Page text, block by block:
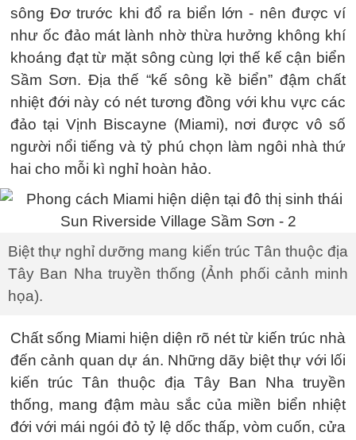
sông Đơ trước khi đổ ra biển lớn - nên được ví
như ốc đảo mát lành nhờ thừa hưởng không khí
khoáng đạt từ mặt sông cùng lợi thế kế cận biển
Sầm Sơn. Địa thế “kế sông kề biển” đậm chất
nhiệt đới này có nét tương đồng với khu vực các
đảo tại Vịnh Biscayne (Miami), nơi được vô số
người nổi tiếng và tỷ phú chọn làm ngôi nhà thứ
hai cho mỗi kì nghỉ hoàn hảo.
Biệt thự nghỉ dưỡng mang kiến trúc Tân thuộc địa
Tây Ban Nha truyền thống (Ảnh phối cảnh minh
họa).
Chất sống Miami hiện diện rõ nét từ kiến trúc nhà
đến cảnh quan dự án. Những dãy biệt thự với lối
kiến trúc Tân thuộc địa Tây Ban Nha truyền
thống, mang đậm màu sắc của miền biển nhiệt
đới với mái ngói đỏ tỷ lệ dốc thấp, vòm cuốn, cửa